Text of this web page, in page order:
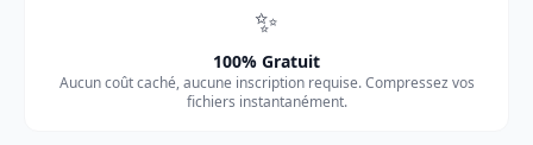
✨
100% Gratuit
Aucun coût caché, aucune inscription requise. Compressez vos
fichiers instantanément.